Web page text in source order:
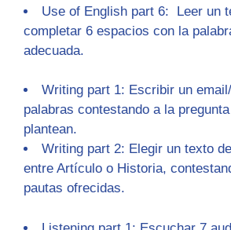
Use of English part 6: Leer un
completar 6 espacios con la
adecuada.
Writing part 1: Escribir un
palabras contestando a la
plantean.
Writing part 2: Elegir un texto
entre Artículo o Historia,
pautas ofrecidas.